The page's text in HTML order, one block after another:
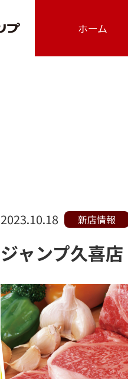
ホーム
2023.10.18 新店情報
ジャンプ久喜